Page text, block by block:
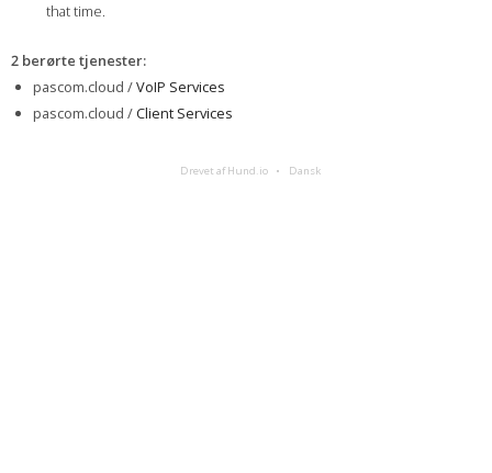
that time.
2 berørte tjenester:
pascom.cloud /VoIP Services
pascom.cloud /Client Services
Drevet af Hund.io Dansk